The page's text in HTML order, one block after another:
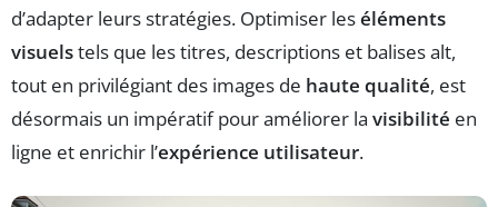
d’adapter leurs stratégies. Optimiser leséléments
visuelstels que les titres, descriptions et balises alt,
tout en privilégiant des images de haute qualité, est
désormais un impératif pour améliorer la visibilité en
ligne et enrichir l’expérience utilisateur.